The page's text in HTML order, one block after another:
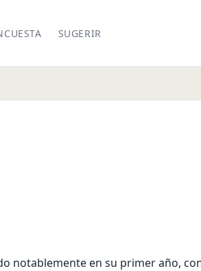
SUGERIR
notablemente en su primer año,